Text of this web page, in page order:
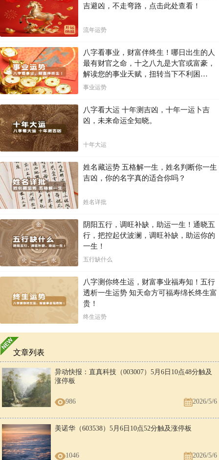
吉避凶，不走弯路，点击此处查看！
流年运势
八字看事业，财富伴终生！哪日出生的人
最有财官之命，十之八九是大官或富豪，
解读您的事业天赋，扭转当下不利困
局！！
事业运势
八字看大运 十年测吉凶，十年一运卜吉
凶，未来命运全知晓。
十年大运
姓名藏运势 五格解一生，姓名判断你一生
吉凶，你的名字真的适合你吗？
姓名详批
阴阳五行，调旺补缺，助运一生！通晓五
行，把控起伏波澜，调旺补缺，助运你的
一生！
五行缺什么
八字测你终生运，财富事业福寿知！五行
透析一生运势 知天命方可福寿绵长终生富
贵！
终生运势
文章列表
异动快报：直真科技（003007）5月6日10点48分触及
涨停板
986 2026/5/6
美诺华（603538）5月6日10点52分触及涨停板
1046 2026/5/6